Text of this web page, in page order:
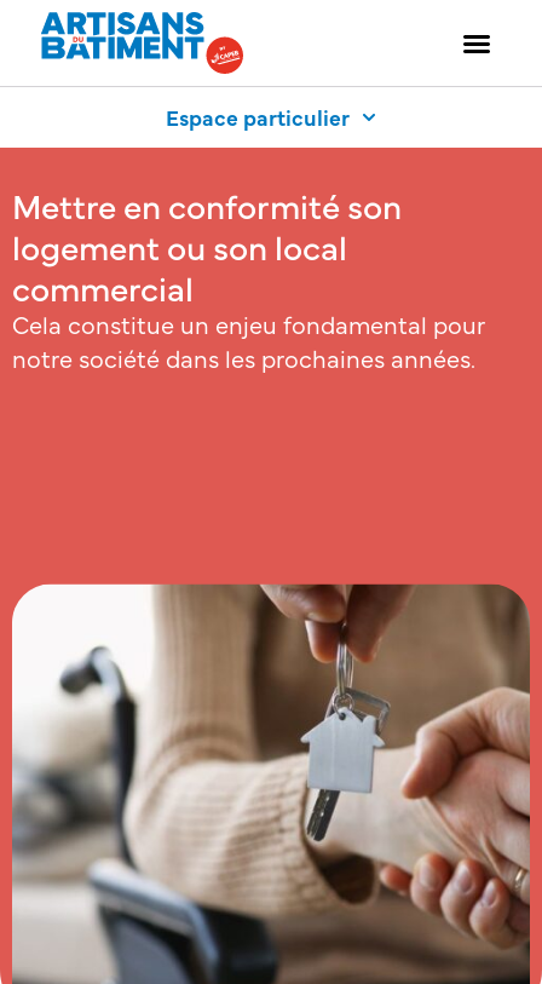
Espace particulier
Mettre en conformité son
logement ou son local
commercial
Cela constitue un enjeu fondamental pour
notre société dans les prochaines années.